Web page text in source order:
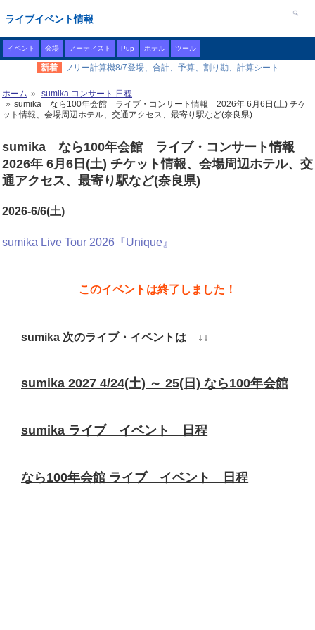
ライブイベント情報
イベント 会場 アーティスト Pup ホテル ツール
新着 フリー計算機8/7登場、合計、予算、割り勘、計算シート
ホーム
sumika コンサート 日程
sumika なら100年会館 ライブ・コンサート情報 2026年 6月6日(土) チケ
ット情報、会場周辺ホテル、交通アクセス、最寄り駅など(奈良県)
sumika なら100年会館 ライブ・コンサート情報
2026年 6月6日(土) チケット情報、会場周辺ホテル、交
通アクセス、最寄り駅など(奈良県)
2026-6/6(土)
sumika Live Tour 2026『Unique』
このイベントは終了しました！
sumika 次のライブ・イベントは ↓↓
sumika 2027 4/24(土) ～ 25(日) なら100年会館
sumika ライブ イベント 日程
なら100年会館 ライブ イベント 日程